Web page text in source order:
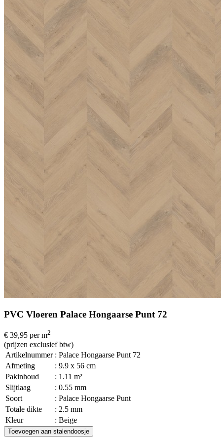
PVC Vloeren Palace Hongaarse Punt 72
€ 39,95 per m2
(prijzen exclusief btw)
Artikelnummer : Palace Hongaarse Punt 72
Afmeting
: 9.9 x 56 cm
Pakinhoud
: 1.11 m²
Slijtlaag
: 0.55 mm
Soort
: Palace Hongaarse Punt
Totale dikte
: 2.5 mm
Kleur
: Beige
Toevoegen aan stalendoosje